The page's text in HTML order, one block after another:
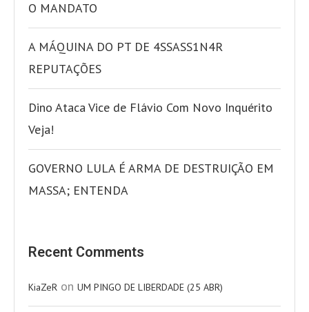
O MANDATO
A MÁQUINA DO PT DE 4SSASS1N4R
REPUTAÇÕES
Dino Ataca Vice de Flávio Com Novo Inquérito
Veja!
GOVERNO LULA É ARMA DE DESTRUIÇÃO EM
MASSA; ENTENDA
Recent Comments
KiaZeR on UM PINGO DE LIBERDADE (25 ABR)